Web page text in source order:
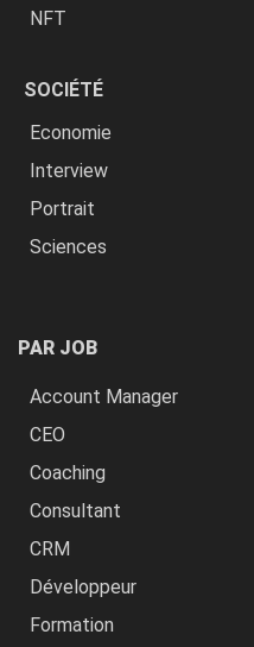
NFT
SOCIÉTÉ
Economie
Interview
Portrait
Sciences
PAR JOB
Account Manager
CEO
Coaching
Consultant
CRM
Développeur
Formation